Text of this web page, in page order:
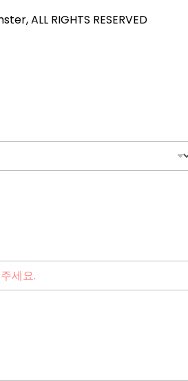
ALL RIGHTS RESERVED